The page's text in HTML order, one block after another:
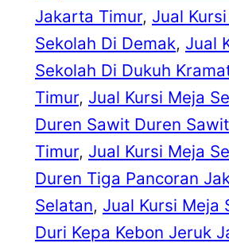
Jakarta Timur, Jual
Sekolah Di Demak, Jual
Sekolah Di Dukuh
Timur, Jual Kursi Meja
Duren Sawit Duren
Timur, Jual Kursi Meja
Duren Tiga Pancoran
Selatan, Jual Kursi Meja
Duri Kepa Kebon Jeruk